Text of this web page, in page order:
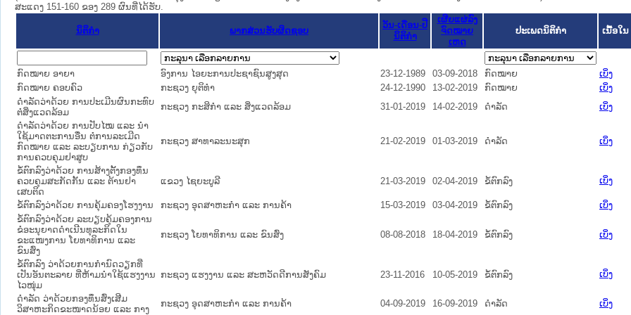
ສະແດງ 151-160 ຂອງ 289 ຜົນທີ່ໄດ້ຮັບ.
ນິຕິກໍາ ພາກສ່ວນຮັບຜິດຊອບ
ວັນ-ເດືອນ-ປີ
ນິຕິກໍາ
ເຜີຍແຜ່ລົງ
ຈົດໝາຍ
ເຫດ
ປະເພດນິຕິກຳ ເນື້ອໃນ
ກົດໝາຍ ອາຍາ ອົງການ ໄອຍະການປະຊາຊົນສູງສຸດ 23-12-1989 03-09-2018 ກົດໝາຍ
ເບິ່ງ
ກົດໝາຍ ຄອບຄົວ
ກະຊວງ ຍຸຕິທໍາ 24-12-1990 13-02-2019 ກົດໝາຍ
ເບິ່ງ
ດຳລັດວ່າດ້ວຍ ການປະເມີນຜົນກະທົບ
ຕໍ່ສິ່ງແວດລ້ອມ
ກະຊວງ ກະສິກຳ ແລະ ສິ່ງແວດລ້ອມ 31-01-2019 14-02-2019 ດໍາລັດ
ເບິ່ງ
ດຳລັດວ່າດ້ວຍ ການປັບໄໝ ແລະ ນຳ
ໃຊ້ມາດຕະການອື່ນ ຕໍ່ການລະເມີດ
ກົດໝາຍ ແລະ ລະບຽບການ ກ່ຽວກັບ
ການຄວບຄຸມຢາສູບ
ກະຊວງ ສາທາລະນະສຸກ 21-02-2019 01-03-2019 ດໍາລັດ ເບິ່ງ
ຂໍ້ຕົກລົງວ່າດ້ວຍ ການສ້າງຕັ້ງກອງທຶນ
ຄວບຄຸມສະກັດກັ້ນ ແລະ ຕ້ານຢາ
ເສບຕິດ
ແຂວງ ໄຊຍະບູລີ 21-03-2019 02-04-2019 ຂໍ້ຕົກລົງ ເບິ່ງ
ຂໍ້ຕົກລົງວ່າດ້ວຍ ການຄຸ້ມຄອງໂຮງງານ ກະຊວງ ອຸດສາຫະກຳ ແລະ ການຄ້າ 15-03-2019 03-04-2019 ຂໍ້ຕົກລົງ
ເບິ່ງ
ຂໍ້ຕົກລົງວ່າດ້ວຍ ລະບຽບຄຸ້ມຄອງການ
ຂໍອະນຸຍາດດຳເນີນທຸລະກິດໃນ
ຂະແໜງການ ໂຍທາທິການ ແລະ
ຂົນສົ່ງ
ກະຊວງ ໂຍທາທິການ ແລະ ຂົນສົ່ງ 08-08-2018 18-04-2019 ຂໍ້ຕົກລົງ ເບິ່ງ
ຂໍ້ຕົກລົງ ວ່າດ້ວຍການກຳນົດວຽກທີ່
ເປັນອັນຕະລາຍ ທີ່ຫ້າມນຳໃຊ້ແຮງງານ
ໄວໜຸ່ມ
ກະຊວງ ແຮງງານ ແລະ ສະຫວັດດີການສັງຄົມ 23-11-2016 10-05-2019 ຂໍ້ຕົກລົງ ເບິ່ງ
ດຳລັດ ວ່າດ້ວຍກອງທຶນສົ່ງເສີມ
ວິສາຫະກິດຂະໜາດນ້ອຍ ແລະ ກາງ
ກະຊວງ ອຸດສາຫະກຳ ແລະ ການຄ້າ 04-09-2019 16-09-2019 ດໍາລັດ ເບິ່ງ